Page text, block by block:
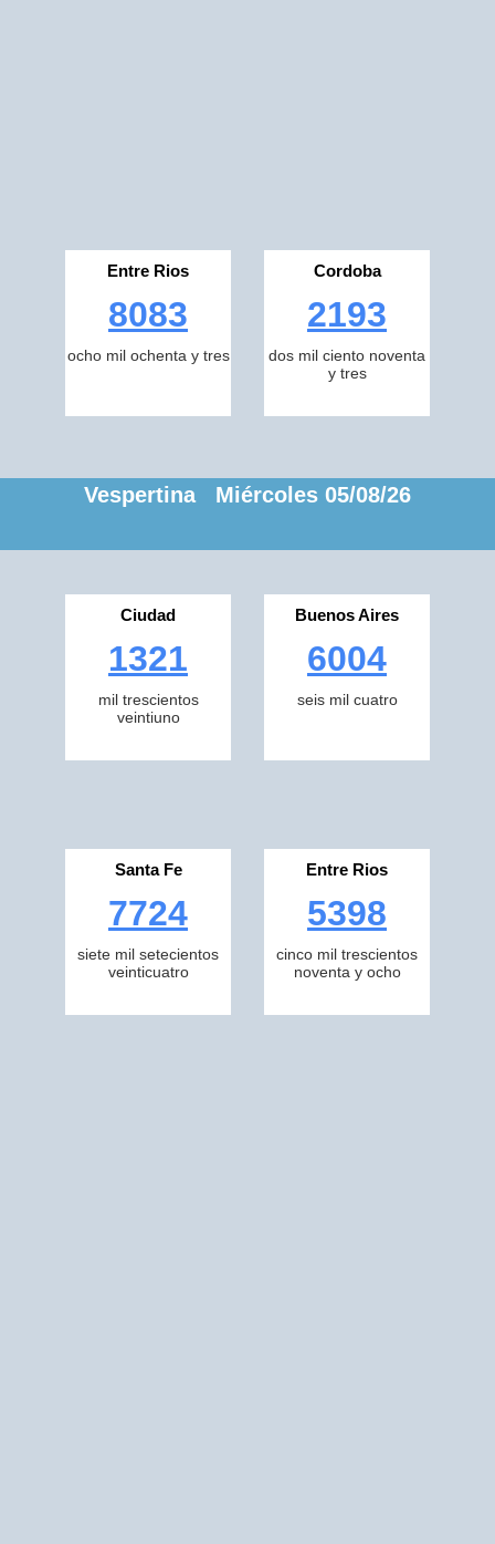
Entre Rios
8083
ocho mil ochenta y tres
Cordoba
2193
dos mil ciento noventa
y tres
Vespertina Miércoles 05/08/26
Ciudad
1321
mil trescientos
veintiuno
Buenos Aires
6004
seis mil cuatro
Santa Fe
7724
siete mil setecientos
veinticuatro
Entre Rios
5398
cinco mil trescientos
noventa y ocho